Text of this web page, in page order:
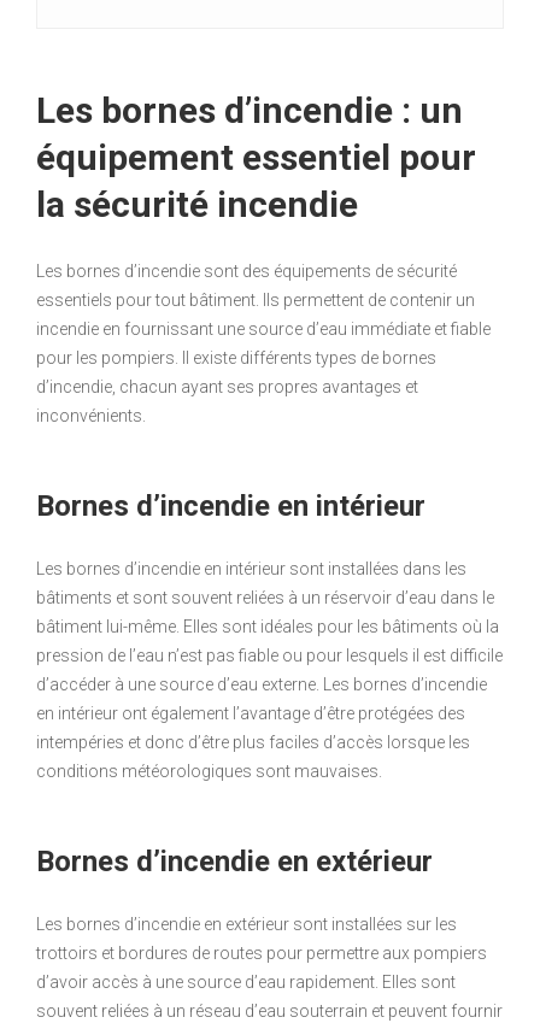
Les bornes d’incendie : un
équipement essentiel pour
la sécurité incendie
Les bornes d’incendie sont des équipements de sécurité
essentiels pour tout bâtiment. Ils permettent de contenir un
incendie en fournissant une source d’eau immédiate et fiable
pour les pompiers. Il existe différents types de bornes
d’incendie, chacun ayant ses propres avantages et
inconvénients.
Bornes d’incendie en intérieur
Les bornes d’incendie en intérieur sont installées dans les
bâtiments et sont souvent reliées à un réservoir d’eau dans le
bâtiment lui-même. Elles sont idéales pour les bâtiments où la
pression de l’eau n’est pas fiable ou pour lesquels il est difficile
d’accéder à une source d’eau externe. Les bornes d’incendie
en intérieur ont également l’avantage d’être protégées des
intempéries et donc d’être plus faciles d’accès lorsque les
conditions météorologiques sont mauvaises.
Bornes d’incendie en extérieur
Les bornes d’incendie en extérieur sont installées sur les
trottoirs et bordures de routes pour permettre aux pompiers
d’avoir accès à une source d’eau rapidement. Elles sont
souvent reliées à un réseau d’eau souterrain et peuvent fournir